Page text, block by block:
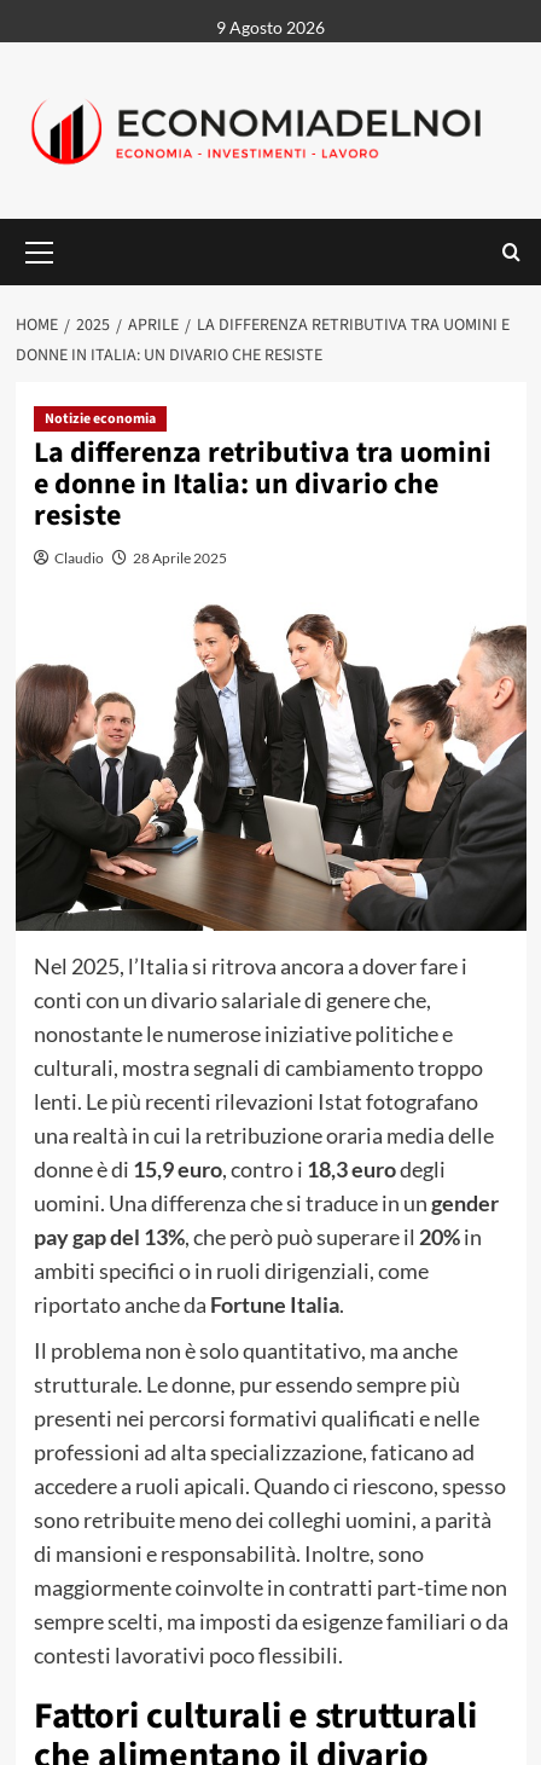
al
9 Agosto 2026
principale
HOME 2025 APRILE
LA DIFFERENZA RETRIBUTIVA TRA UOMINI E
DONNE IN ITALIA: UN DIVARIO CHE RESISTE
Notizie economia
La differenza retributiva tra uomini
e donne in Italia: un divario che
resiste
Claudio 28 Aprile 2025
Nel 2025, l’Italia si ritrova ancora a dover fare i
conti con un divario salariale di genere che,
nonostante le numerose iniziative politiche e
culturali, mostra segnali di cambiamento troppo
lenti. Le più recenti rilevazioni Istat fotografano
una realtà in cui la retribuzione oraria media delle
donne è di 15,9 euro, contro i 18,3 eurodegli
uomini. Una differenza che si traduce in ungender
pay gap del 13%, che però può superare il 20%in
ambiti specifici o in ruoli dirigenziali, come
riportato anche da Fortune Italia.
Il problema non è solo quantitativo, ma anche
strutturale. Le donne, pur essendo sempre più
presenti nei percorsi formativi qualificati e nelle
professioni ad alta specializzazione, faticano ad
accedere a ruoli apicali. Quando ci riescono, spesso
sono retribuite meno dei colleghi uomini, a parità
di mansioni e responsabilità. Inoltre, sono
maggiormente coinvolte in contratti part-time non
sempre scelti, ma imposti da esigenze familiari o da
contesti lavorativi poco flessibili.
Fattori culturali e strutturali